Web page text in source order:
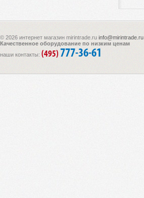
© 2026 интернет магазин mirintrade.ru info@mirintrade.ru
Качественное оборудование по низким ценам
наши контакты: (495) 777-36-61